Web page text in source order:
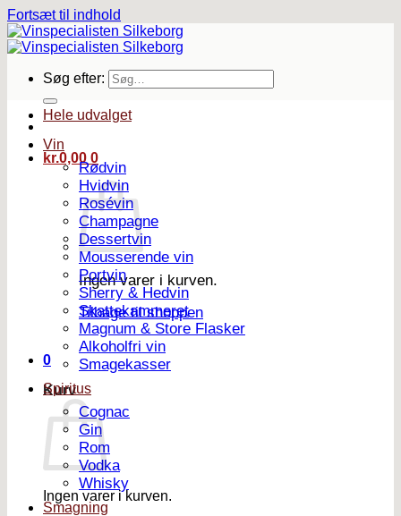
Fortsæt til indhold
Søg efter:
kr.0,00 0
Ingen varer i kurven.
Tilbage til shoppen
0
Kurv
Ingen varer i kurven.
Hele udvalget
Vin
Rødvin
Hvidvin
Rosévin
Champagne
Dessertvin
Mousserende vin
Portvin
Sherry & Hedvin
Skattekammeret
Magnum & Store Flasker
Alkoholfri vin
Smagekasser
Spiritus
Cognac
Gin
Rom
Vodka
Whisky
Smagning